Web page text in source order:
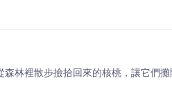
林裡散步撿拾回來的核桃，讓它們